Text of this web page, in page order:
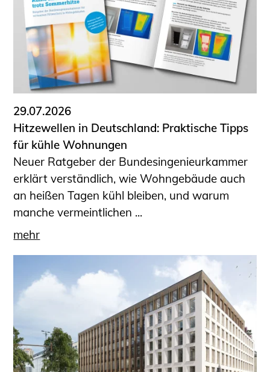
Impressum
Datenschutz
Ingenieurakademie West
29.07.2026
Hitzewellen in Deutschland: Praktische Tipps
für kühle Wohnungen
Neuer Ratgeber der Bundesingenieurkammer
erklärt verständlich, wie Wohngebäude auch
an heißen Tagen kühl bleiben, und warum
manche vermeintlichen ...
mehr